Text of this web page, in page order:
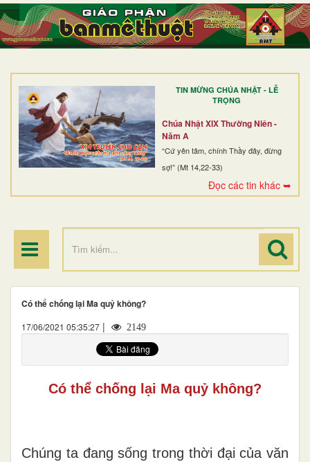
TIN MỪNG CHÚA NHẬT - LỄ
TRỌNG
Chúa Nhật XIX Thường Niên -
Năm A
“Cứ yên tâm, chính Thầy đây, đừng
sợ!” (Mt 14,22-33)
Đọc các tin khác ➥
TRANG NHẤT
GIỚI THIỆU
DÒNG TU
BAN MỤC VỤ
ĐOÀN THỂ CG
Có thể chống lại Ma quỷ không?
17/06/2021 05:35:27 | 2149
Có thể chống lại Ma quỷ không?
Chúng ta đang sống trong thời đại của văn